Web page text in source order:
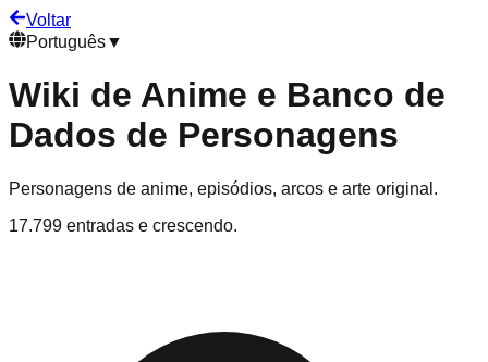
Voltar
Português▼
Wiki de Anime e Banco de
Dados de Personagens
Personagens de anime, episódios, arcos e arte original.
17.799 entradas e crescendo.